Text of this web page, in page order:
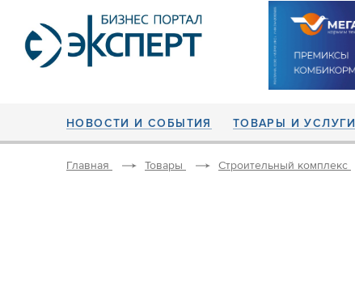
НОВОСТИ И СОБЫТИЯ ТОВАРЫ И УСЛУГИ
Главная Товары Строительный комплекс